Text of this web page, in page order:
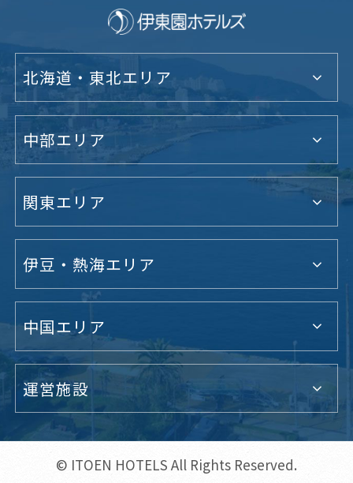
北海道・東北エリア
中部エリア
関東エリア
伊豆・熱海エリア
中国エリア
運営施設
© ITOEN HOTELS All Rights Reserved.